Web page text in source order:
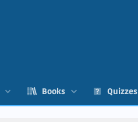
Books Quizzes